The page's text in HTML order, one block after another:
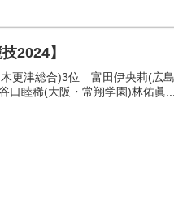
2024】
津総合)3位 富田伊央莉(広
口睦稀(大阪・常翔学園)林佑眞...